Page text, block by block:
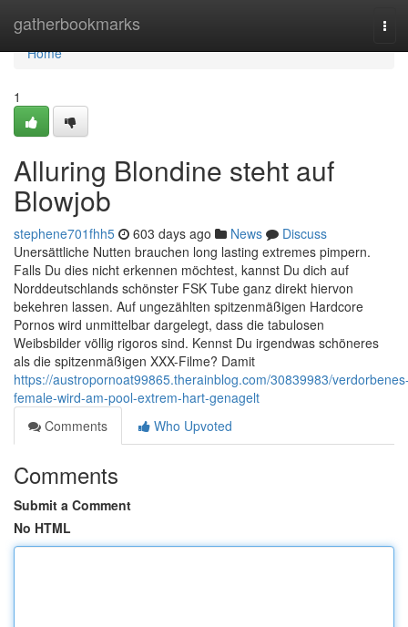
gatherbookmarks
Home
Home
1
Alluring Blondine steht auf
Blowjob
stephene701fhh5 603 days ago News
Discuss
Unersättliche Nutten brauchen long lasting extremes pimpern.
Falls Du dies nicht erkennen möchtest, kannst Du dich auf
Norddeutschlands schönster FSK Tube ganz direkt hiervon
bekehren lassen. Auf ungezählten spitzenmäßigen Hardcore
Pornos wird unmittelbar dargelegt, dass die tabulosen
Weibsbilder völlig rigoros sind. Kennst Du irgendwas schöneres
als die spitzenmäßigen XXX-Filme? Damit
https://austropornoat99865.therainblog.com/30839983/
female-wird-am-pool-extrem-hart-genagelt
Comments
Who Upvoted
Comments
Submit a Comment
No HTML